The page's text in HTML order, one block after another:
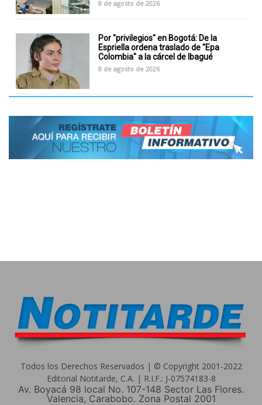
8 de agosto de 2026
Por "privilegios" en Bogotá: De la
Espriella ordena traslado de "Epa
Colombia" a la cárcel de Ibagué
8 de agosto de 2026
Todos los Derechos Reservados | © Copyright 2001-2022
Editorial Notitarde, C.A. | R.I.F.: J-07574183-8
Av. Boyacá 98 local No. 107-148 Sector Las Flores.
Valencia, Carabobo. Zona Postal 2001